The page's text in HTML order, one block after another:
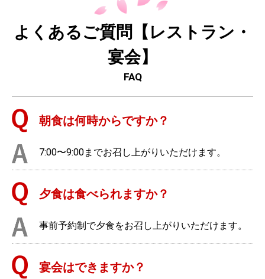
よくあるご質問【レストラン・
宴会】
FAQ
朝食は何時からですか？
7:00〜9:00までお召し上がりいただけます。
夕食は食べられますか？
事前予約制で夕食をお召し上がりいただけます。
宴会はできますか？